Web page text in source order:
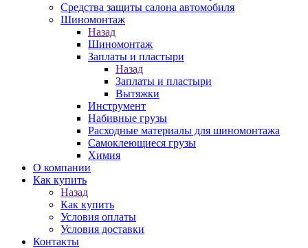
Средства защиты салона автомобиля
Шиномонтаж
Назад
Шиномонтаж
Заплаты и пластыри
Назад
Заплаты и пластыри
Вытяжки
Инструмент
Набивные грузы
Расходные материалы для шиномонтажа
Самоклеющиеся грузы
Химия
О компании
Как купить
Назад
Как купить
Условия оплаты
Условия доставки
Контакты